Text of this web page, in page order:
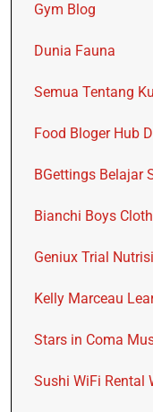
Gym Blog
Dunia Fauna
Semua Tentang
Food Bloger Hub
BGettings Belajar
Bianchi Boys
Geniux Trial
Kelly Marceau
Stars in Coma
Sushi WiFi Rental